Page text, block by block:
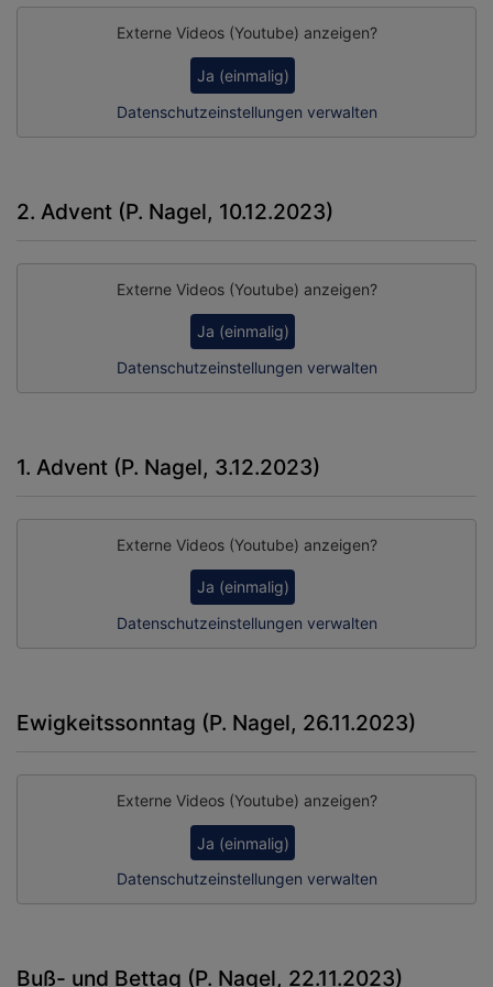
Externe Videos (Youtube) anzeigen?
Ja (einmalig)
Datenschutzeinstellungen verwalten
2. Advent (P. Nagel, 10.12.2023)
Externe Videos (Youtube) anzeigen?
Ja (einmalig)
Datenschutzeinstellungen verwalten
1. Advent (P. Nagel, 3.12.2023)
Externe Videos (Youtube) anzeigen?
Ja (einmalig)
Datenschutzeinstellungen verwalten
Ewigkeitssonntag (P. Nagel, 26.11.2023)
Externe Videos (Youtube) anzeigen?
Ja (einmalig)
Datenschutzeinstellungen verwalten
Buß- und Bettag (P. Nagel, 22.11.2023)